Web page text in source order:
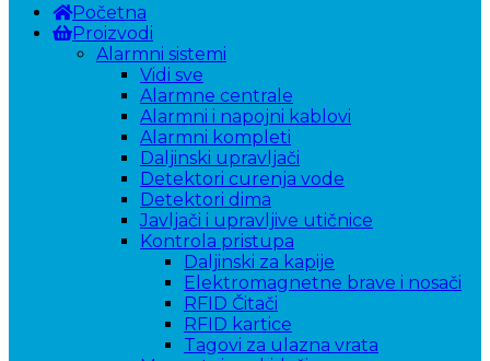
Početna
Proizvodi
Alarmni sistemi
Vidi sve
Alarmne centrale
Alarmni i napojni kablovi
Alarmni kompleti
Daljinski upravljači
Detektori curenja vode
Detektori dima
Javljači i upravljive utičnice
Kontrola pristupa
Daljinski za kapije
Elektromagnetne brave i nosači
RFID Čitači
RFID kartice
Tagovi za ulazna vrata